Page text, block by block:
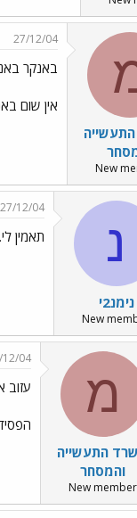
New
27/12/04
באנקר
אין שום
נ
נימנ2י
New
27/12/04
תאמין
מ
התעשייה
והמסחר
New member
12/04
עזוב